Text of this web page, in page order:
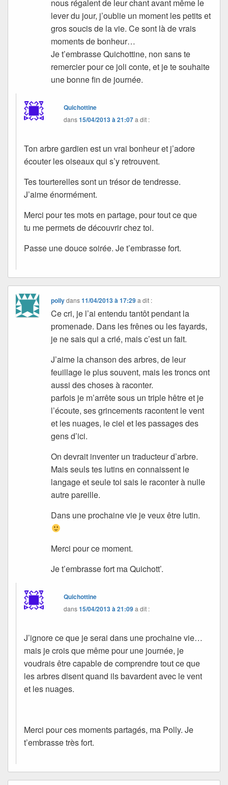
nous régalent de leur chant avant même le
lever du jour, j’oublie un moment les petits et
gros soucis de la vie. Ce sont là de vrais
moments de bonheur…
Je t’embrasse Quichottine, non sans te
remercier pour ce joli conte, et je te souhaite
une bonne fin de journée.
Quichottine
dans15/04/2013 à 21:07a dit :
Ton arbre gardien est un vrai bonheur et j’adore
écouter les oiseaux qui s’y retrouvent.
Tes tourterelles sont un trésor de tendresse.
J’aime énormément.
Merci pour tes mots en partage, pour tout ce que
tu me permets de découvrir chez toi.
Passe une douce soirée. Je t’embrasse fort.
pollydans11/04/2013 à 17:29 a dit :
Ce cri, je l’ai entendu tantôt pendant la
promenade. Dans les frênes ou les fayards,
je ne sais qui a crié, mais c’est un fait.
J’aime la chanson des arbres, de leur
feuillage le plus souvent, mais les troncs ont
aussi des choses à raconter.
parfois je m’arrête sous un triple hêtre et je
l’écoute, ses grincements racontent le vent
et les nuages, le ciel et les passages des
gens d’ici.
On devrait inventer un traducteur d’arbre.
Mais seuls tes lutins en connaissent le
langage et seule toi sais le raconter à nulle
autre pareille.
Dans une prochaine vie je veux être lutin.
Merci pour ce moment.
Je t’embrasse fort ma Quichott’.
Quichottine
dans15/04/2013 à 21:09a dit :
J’ignore ce que je serai dans une prochaine vie…
mais je crois que même pour une journée, je
voudrais être capable de comprendre tout ce que
les arbres disent quand ils bavardent avec le vent
et les nuages.
Merci pour ces moments partagés, ma Polly. Je
t’embrasse très fort.